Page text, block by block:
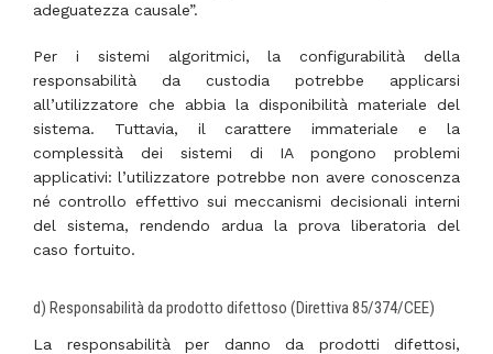
adeguatezza causale”.
Per i sistemi algoritmici, la configurabilità della
responsabilità da custodia potrebbe applicarsi
all’utilizzatore che abbia la disponibilità materiale del
sistema. Tuttavia, il carattere immateriale e la
complessità dei sistemi di IA pongono problemi
applicativi: l’utilizzatore potrebbe non avere conoscenza
né controllo effettivo sui meccanismi decisionali interni
del sistema, rendendo ardua la prova liberatoria del
caso fortuito.
d) Responsabilità da prodotto difettoso (Direttiva 85/374/CEE)
La responsabilità per danno da prodotti difettosi,